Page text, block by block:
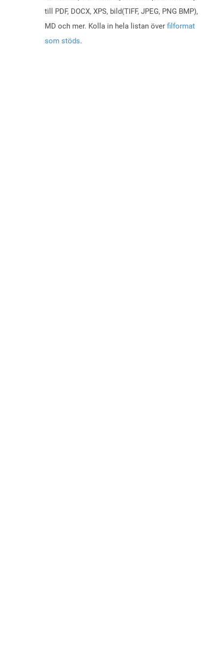
till PDF, DOCX, XPS, bild(TIFF, JPEG, PNG BMP),
MD och mer. Kolla in hela listan över filformat
som stöds.